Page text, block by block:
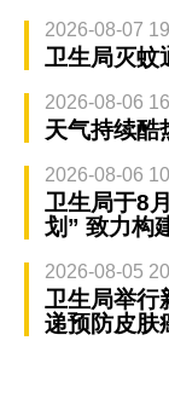
2026-08-07
卫生局灭蚊
2026-08-06
天气持续
2026-08-06
卫生局于8
划” 致力构
2026-08-05
卫生局举行
递预防皮肤